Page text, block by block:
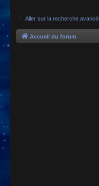
Aller sur la recherche
Accueil du forum